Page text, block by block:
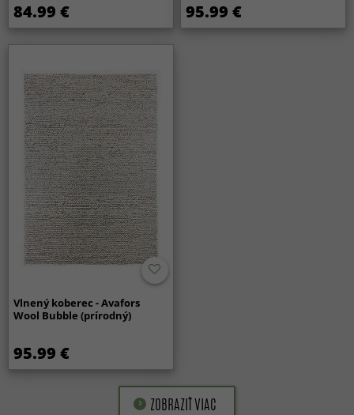
84.99 € 95.99 €
Vlnený koberec - Avafors
Wool Bubble (prírodný)
95.99 €
ZOBRAZIŤ VIAC